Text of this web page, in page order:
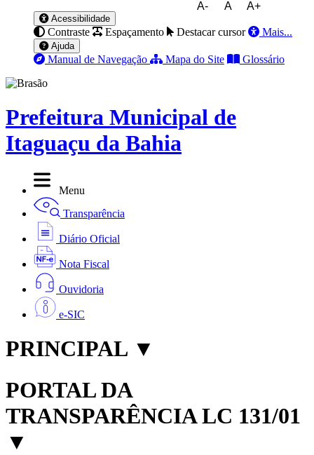
A- A A+
Acessibilidade
Contraste Espaçamento Destacar cursor Mais...
Ajuda
Manual de Navegação Mapa do Site Glossário
Prefeitura Municipal de
Itaguaçu da Bahia
Menu
Transparência
Diário Oficial
Nota Fiscal
Ouvidoria
e-SIC
PRINCIPAL ▼
PORTAL DA
TRANSPARÊNCIA LC 131/01
▼